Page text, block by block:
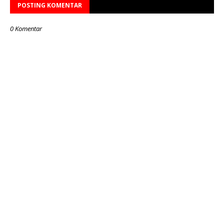
POSTING KOMENTAR
0 Komentar